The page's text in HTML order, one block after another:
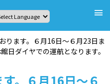
定期船・海上タクシー・フ
豊島(てしま)フェリーへ
ります。６月16日〜６月23日ま
日ダイヤでの運航となります。
。６月16日〜６